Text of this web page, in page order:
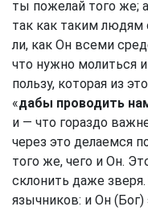
ты пожелай того же;
так как таким
ли, как Он всеми
что нужно молиться
пользу, которая из
«дабы проводить
и — что гораздо
через это делаемся
того же, чего и Он.
склонить даже
язычников: и Он (Бог)